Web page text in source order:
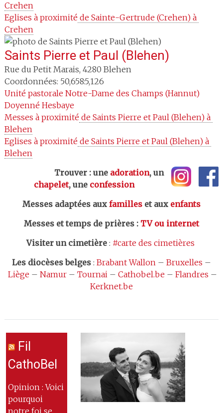
Crehen
Eglises à proximité de Sainte-Gertrude (Crehen) à
Crehen
Saints Pierre et Paul (Blehen)
Rue du Petit Marais, 4280 Blehen
Coordonnées: 50,658:5,126
Unité pastorale Notre-Dame des Champs (Hannut)
Doyenné Hesbaye
Messes à proximité de Saints Pierre et Paul (Blehen) à
Blehen
Eglises à proximité de Saints Pierre et Paul (Blehen) à
Blehen
Trouver : une adoration, un
chapelet, une confession
Messes adaptées aux familleset aux enfants
Messes et temps de prières: TV ou internet
Visiter un cimetière: #carte des cimetières
Les diocèses belges: Brabant Wallon– Bruxelles –
Liège – Namur– Tournai– Cathobel.be – Flandres –
Kerknet.be
Fil
CathoBel
Opinion : Voici
pourquoi